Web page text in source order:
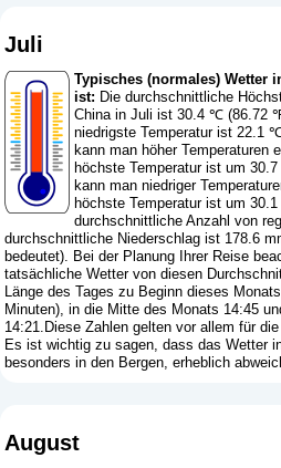
Juli
Typisches (normales) Wetter
ist: Die durchschnittliche
China in Juli ist 30.4 ℃ (86.72
niedrigste Temperatur ist 22.1
kann man höher Temperaturen
höchste Temperatur ist um
kann man niedriger
höchste Temperatur ist um
durchschnittliche Anzahl von
durchschnittliche Niederschlag ist 178.6
bedeutet). Bei der Planung Ihrer Reise
tatsächliche Wetter von diesen
Länge des Tages zu Beginn dieses
Minuten), in die Mitte des Monats 14:45
14:21.Diese Zahlen gelten vor allem für
Es ist wichtig zu sagen, dass das Wetter
besonders in den Bergen, erheblich
August